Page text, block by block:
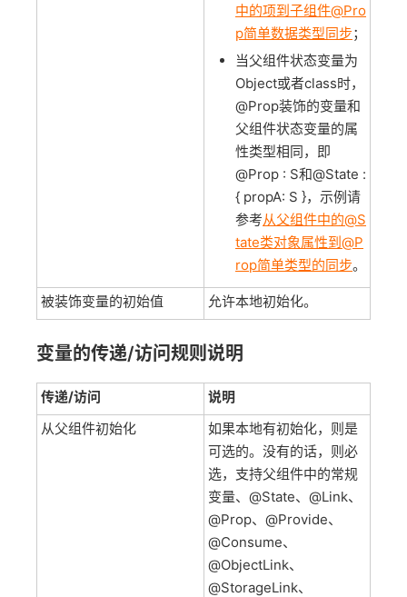
中的项到子组件@Pro
p简单数据类型同步；
当父组件状态变量为
Object或者class时，
@Prop装饰的变量和
父组件状态变量的属
性类型相同，即
@Prop : S和@State :
{ propA: S }，示例请
参考从父组件中的@S
tate类对象属性到@P
rop简单类型的同步。
被装饰变量的初始值 允许本地初始化。
变量的传递/访问规则说明
传递/访问
说明
从父组件初始化
如果本地有初始化，则是
可选的。没有的话，则必
选，支持父组件中的常规
变量、@State、@Link、
@Prop、@Provide、
@Consume、
@ObjectLink、
@StorageLink、